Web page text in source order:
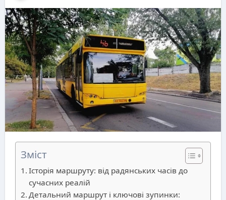
Зміст
Історія маршруту: від радянських часів до
сучасних реалій
Детальний маршрут і ключові зупинки: